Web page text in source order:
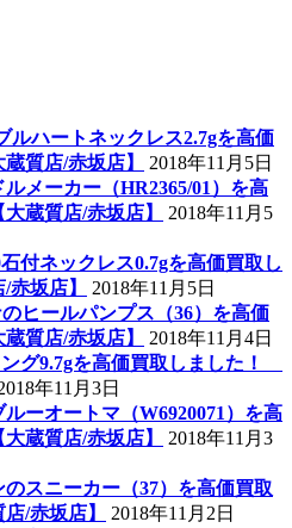
ルハートネックレス2.7gを高価
質店/赤坂店】
2018年11月5日
メーカー（HR2365/01）を高
蔵質店/赤坂店】
2018年11月5
付ネックレス0.7gを高価買取し
坂店】
2018年11月5日
ヒールパンプス（36）を高価
質店/赤坂店】
2018年11月4日
グ9.7gを高価買取しました！
年11月3日
ーオートマ（W6920071）を高
蔵質店/赤坂店】
2018年11月3
スニーカー（37）を高価買取
/赤坂店】
2018年11月2日